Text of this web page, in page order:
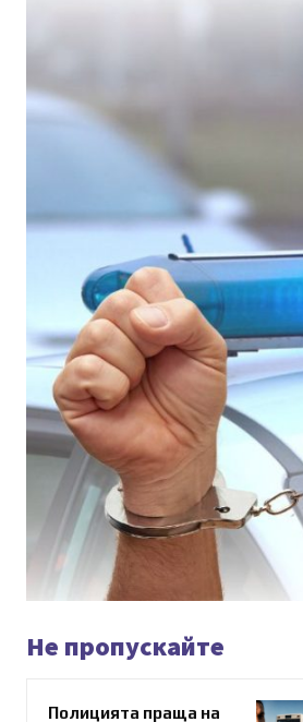
Не пропускайте
Полицията праща на